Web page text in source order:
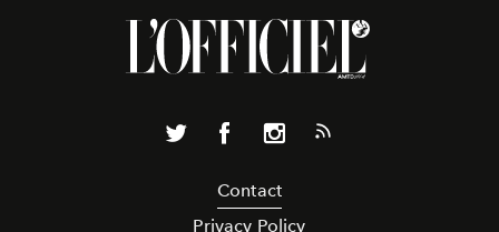
Contact
Privacy Policy